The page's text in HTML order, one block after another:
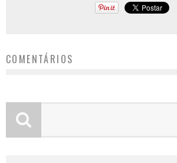
COMENTÁRIOS